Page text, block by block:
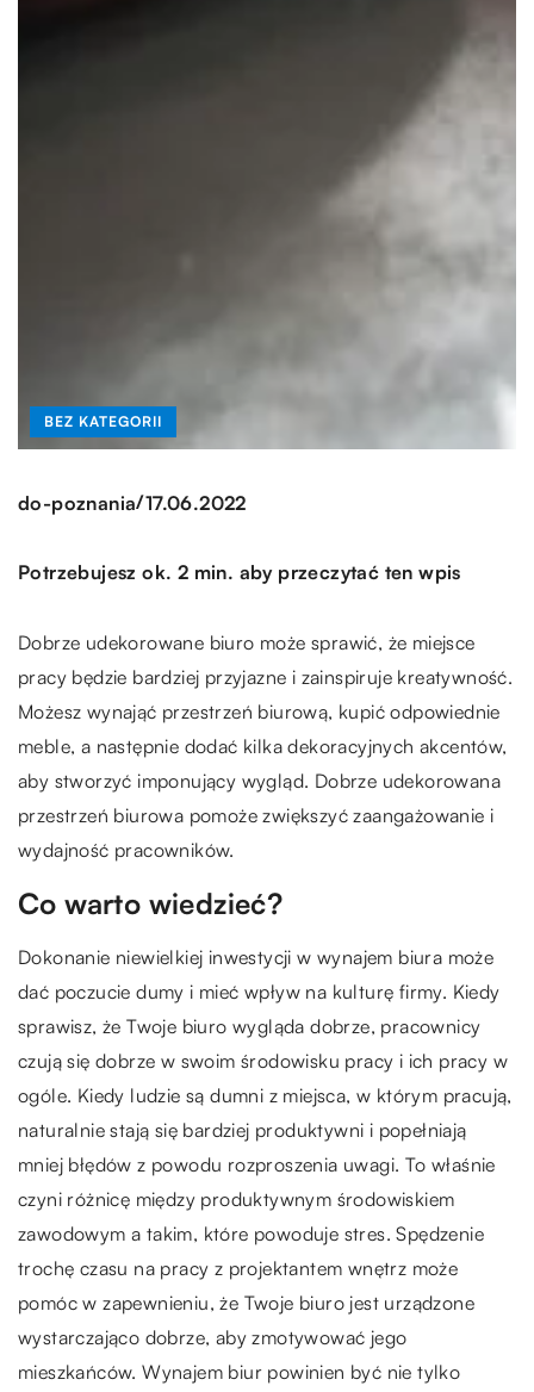
BEZ KATEGORII
do-poznania/17.06.2022
Potrzebujesz ok. 2 min. aby przeczytać ten wpis
Dobrze udekorowane biuro może sprawić, że miejsce
pracy będzie bardziej przyjazne i zainspiruje kreatywność.
Możesz wynająć przestrzeń biurową, kupić odpowiednie
meble, a następnie dodać kilka dekoracyjnych akcentów,
aby stworzyć imponujący wygląd. Dobrze udekorowana
przestrzeń biurowa pomoże zwiększyć zaangażowanie i
wydajność pracowników.
Co warto wiedzieć?
Dokonanie niewielkiej inwestycji w wynajem biura może
dać poczucie dumy i mieć wpływ na kulturę firmy. Kiedy
sprawisz, że Twoje biuro wygląda dobrze, pracownicy
czują się dobrze w swoim środowisku pracy i ich pracy w
ogóle. Kiedy ludzie są dumni z miejsca, w którym pracują,
naturalnie stają się bardziej produktywni i popełniają
mniej błędów z powodu rozproszenia uwagi. To właśnie
czyni różnicę między produktywnym środowiskiem
zawodowym a takim, które powoduje stres. Spędzenie
trochę czasu na pracy z projektantem wnętrz może
pomóc w zapewnieniu, że Twoje biuro jest urządzone
wystarczająco dobrze, aby zmotywować jego
mieszkańców. Wynajem biur powinien być nie tylko